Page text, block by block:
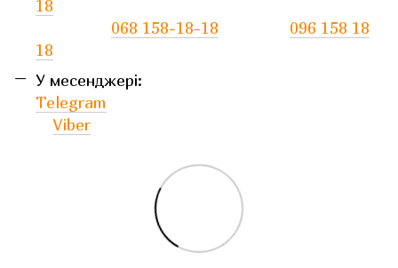
18
068 158-18-18
096 158 18
18
У месенджері:
Telegram
Viber